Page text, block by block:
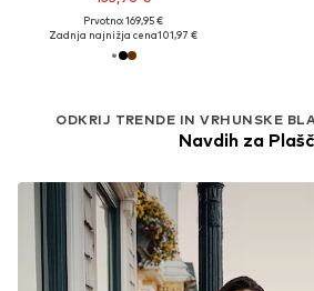
Prvotno: 169,95 €
Zadnja najnižja cena101,97 €
ODKRIJ TRENDE IN VRHUNSKE
Navdih za